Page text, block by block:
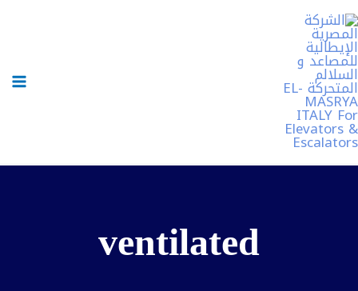
تخطي
إلى
المحتوى
ventilated